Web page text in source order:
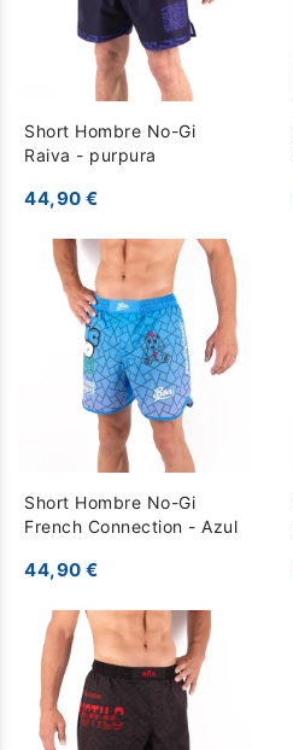
Short Hombre No-Gi
Raiva - purpura
44,90 €
Short Hombre No-Gi
French Connection - Azul
44,90 €